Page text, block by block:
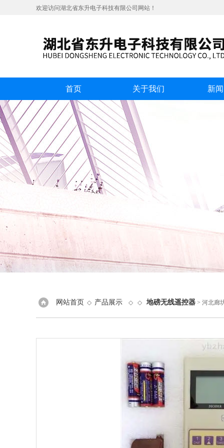
欢迎访问湖北省东升电子科技有限公司网站！
首页 关于我们 新
网站首页 ◇ 产品展示 ◇ ◇ 地磅无线遥控器 > 河北廊